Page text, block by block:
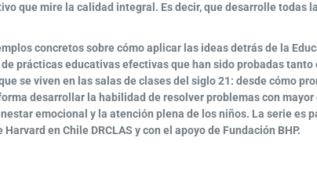
que mire la calidad integral. Es decir, que desarrolle todas
concretos sobre cómo aplicar las ideas detrás de la
prácticas educativas efectivas que han sido probadas tanto
se viven en las salas de clases del siglo 21: desde cómo
desarrollar la habilidad de resolver problemas con
emocional y la atención plena de los niños. La serie es
en Chile DRCLAS y con el apoyo de Fundación BHP.